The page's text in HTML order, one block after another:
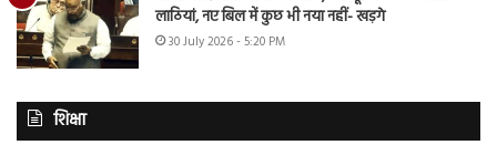
लाठियां, नए बिल में कुछ भी नया नहीं- खड़गे
30 July 2026 - 5:20 PM
शिक्षा